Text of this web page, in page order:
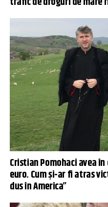
Cristian Pomohaci avea
euro. Cum și-ar fi atras
dus în America”